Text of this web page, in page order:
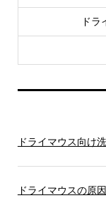
ド
ドライマウス向け
ドライマウスの原